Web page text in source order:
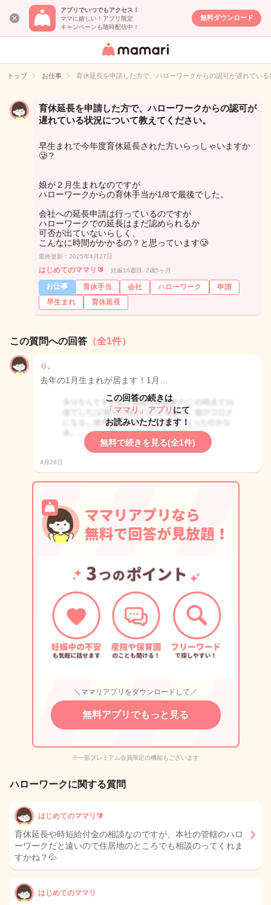
アプリでいつでもアクセス！
ママに嬉しい！アプリ限定
キャンペーンも随時配信中！
無料ダウンロード
女性専用匿名QA
イト
トップ お仕事 育休延長を申請した方で、ハローワークからの認可が遅れてい
育休延長を申請した方で、ハローワークからの認可が
遅れている状況について教えてください。
早生まれで今年度育休延長された方いらっしゃいますか
🥲？
娘が２月生まれなのですが
ハローワークからの育休手当が1/8で最後でした。
会社への延長申請は行っているのですが
ハローワークでの延長はまだ認められるか
可否が出ていないらしく、
こんなに時間がかかるの？と思っています🥲
最終更新：2025年4月27日
はじめてのママリ🔰 妊娠16週目, 2歳5ヶ月
お仕事 育休手当 会社 ハローワーク
申請
早生まれ
育休延長
この質問への回答 （全1件）
り。
去年の1月生まれが居ます！1月…
この回答の続きは
「ママリ」アプリ にて
お読みいただけます！
無料で続きを見る(全1件)
4月26日
＼ママリアプリをダウンロードして／
無料アプリでもっと見る
※一部プレミアム会員限定の機能もございます
ハローワークに関する質問
はじめてのママリ🔰
育休延長や時短給付金の相談なのですが、本社の管轄のハロ
ーワークだと遠いので住居地のところでも相談のってくれま
すかね？💦
はじめてのママリ